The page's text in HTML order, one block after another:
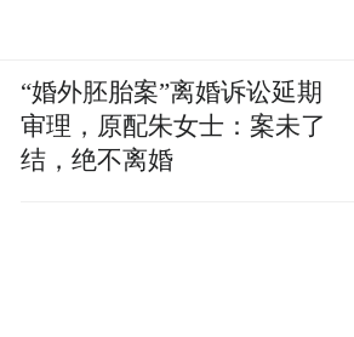
“婚外胚胎案”离婚诉讼延期
审理，原配朱女士：案未了
结，绝不离婚